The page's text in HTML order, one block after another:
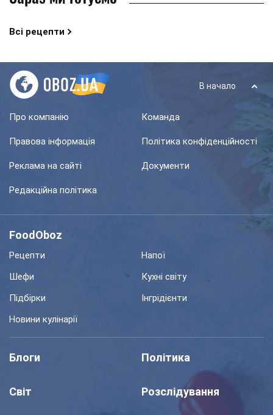
Всі рецепти
В начало
Про компанію Команда
Правова інформація Політика конфіденційності
Реклама на сайті Документи
Редакційна політика
FoodOboz
Рецепти
Напої
Шефи
Кухні світу
Підбірки
Інгрідієнти
Новини кулінарії
Блоги Політика
Світ Розслідування